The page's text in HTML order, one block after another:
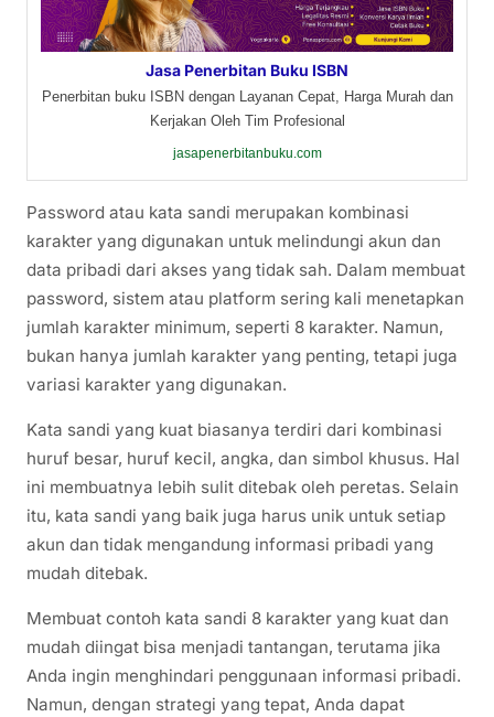
Jasa Penerbitan Buku ISBN
Penerbitan buku ISBN dengan Layanan Cepat, Harga Murah dan
Kerjakan Oleh Tim Profesional
jasapenerbitanbuku.com
Password atau kata sandi merupakan kombinasi
karakter yang digunakan untuk melindungi akun dan
data pribadi dari akses yang tidak sah. Dalam membuat
password, sistem atau platform sering kali menetapkan
jumlah karakter minimum, seperti 8 karakter. Namun,
bukan hanya jumlah karakter yang penting, tetapi juga
variasi karakter yang digunakan.
Kata sandi yang kuat biasanya terdiri dari kombinasi
huruf besar, huruf kecil, angka, dan simbol khusus. Hal
ini membuatnya lebih sulit ditebak oleh peretas. Selain
itu, kata sandi yang baik juga harus unik untuk setiap
akun dan tidak mengandung informasi pribadi yang
mudah ditebak.
Membuat contoh kata sandi 8 karakter yang kuat dan
mudah diingat bisa menjadi tantangan, terutama jika
Anda ingin menghindari penggunaan informasi pribadi.
Namun, dengan strategi yang tepat, Anda dapat